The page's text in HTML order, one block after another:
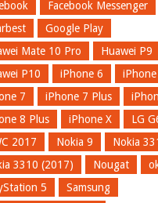
Facebook Messenger
Google Play
Mate 10 Pro
Huawei P9
P10
iPhone 6
iPhone
7
iPhone 7 Plus
8 Plus
iPhone X
LG
2017
Nokia 9
Nokia
3310 (2017)
Nougat
5
Samsung